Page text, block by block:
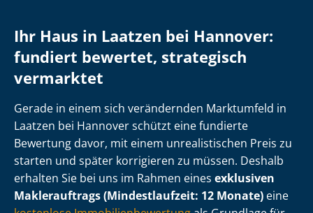
Ihr Haus in Laatzen bei Hannover:
fundiert bewertet, strategisch
vermarktet
Gerade in einem sich verändernden Marktumfeld in
Laatzen bei Hannover schützt eine fundierte
Bewertung davor, mit einem unrealistischen Preis zu
starten und später korrigieren zu müssen. Deshalb
erhalten Sie bei uns im Rahmen eines exklusiven
Maklerauftrags (Mindestlaufzeit: 12 Monate) eine